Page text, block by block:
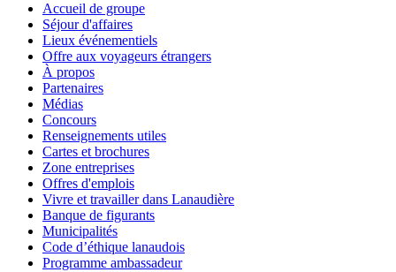
Accueil de groupe
Séjour d'affaires
Lieux événementiels
Offre aux voyageurs étrangers
À propos
Partenaires
Médias
Concours
Renseignements utiles
Cartes et brochures
Zone entreprises
Offres d'emplois
Vivre et travailler dans Lanaudière
Banque de figurants
Municipalités
Code d’éthique lanaudois
Programme ambassadeur